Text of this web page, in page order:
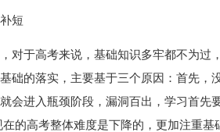
短
对于高考来说，基础知识多牢都不为过
础的落实，主要基于三个原因：首先，
会进入瓶颈阶段，漏洞百出，学习首先
的高考整体难度是下降的，更加注重